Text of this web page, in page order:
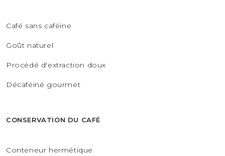
Café sans caféine
Goût naturel
Procédé d'extraction doux
Décaféiné gourmet
CONSERVATION DU CAFÉ
Conteneur hermétique